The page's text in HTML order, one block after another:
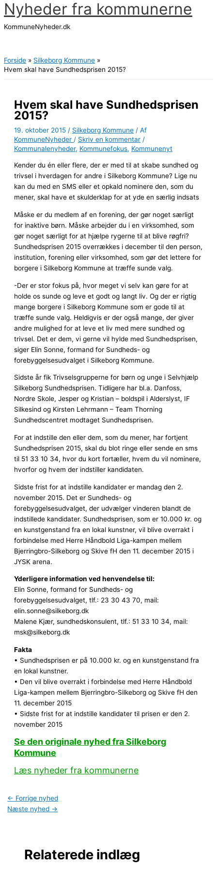
Gå
til
indholdet
Nyheder fra kommunerne
KommuneNyheder.dk
Forside
Silkeborg Kommune
Hvem skal have Sundhedsprisen 2015?
Hvem skal have Sundhedsprisen
2015?
19. oktober 2015 / Silkeborg Kommune / Af
KommuneNyheder / Skriv en kommentar /
Kommunalenyheder, Kommunefokus, Kommunenyt
Kender du én eller flere, der er med til at skabe sundhed og
trivsel i hverdagen for andre i Silkeborg Kommune? Lige nu
kan du med en SMS eller et opkald nominere den, som du
mener, skal have et skulderklap for at yde en særlig indsats
Måske er du medlem af en forening, der gør noget særligt
for inaktive børn. Måske arbejder du i en virksomhed, som
gør noget særligt for at hjælpe rygerne til at blive røgfri?
Sundhedsprisen 2015 overrækkes i december til den person,
institution, forening eller virksomhed, som gør det lettere for
borgere i Silkeborg Kommune at træffe sunde valg.
-Der er stor fokus på, hvor meget vi selv kan gøre for at
holde os sunde og leve et godt og langt liv. Og der er rigtig
mange borgere i Silkeborg Kommune som er gode til at
træffe sunde valg. Heldigvis er der også mange, der giver
andre mulighed for at leve et liv med mere sundhed og
trivsel. Det er dem, vi gerne vil hylde med Sundhedsprisen,
siger Elin Sonne, formand for Sundheds- og
forebyggelsesudvalget i Silkeborg Kommune.
Sidste år fik Trivselsgrupperne for børn og unge i Selvhjælp
Silkeborg Sundhedsprisen. Tidligere har bl.a. Danfoss,
Nordre Skole, Jesper og Kristian – boldspil i Alderslyst, IF
Silkesind og Kirsten Lehrmann – Team Thorning
Sundhedscentret modtaget Sundhedsprisen.
For at indstille den eller dem, som du mener, har fortjent
Sundhedsprisen 2015, skal du blot ringe eller sende en sms
til 51 33 10 34, hvor du kort fortæller, hvem du vil nominere,
hvorfor og hvem der indstiller kandidaten.
Sidste frist for at indstille kandidater er mandag den 2.
november 2015. Det er Sundheds- og
forebyggelsesudvalget, der udvælger vinderen blandt de
indstillede kandidater. Sundhedsprisen, som er 10.000 kr. og
en kunstgenstand fra en lokal kunstner, vil blive overrakt i
forbindelse med Herre Håndbold Liga-kampen mellem
Bjerringbro-Silkeborg og Skive fH den 11. december 2015 i
JYSK arena.
Yderligere information ved henvendelse til:
Elin Sonne, formand for Sundheds- og
forebyggelsesudvalget, tlf.: 23 30 43 70, mail:
elin.sonne@silkeborg.dk
Malene Kjær, sundhedskonsulent, tlf.: 51 33 10 34, mail:
msk@silkeborg.dk
Fakta
• Sundhedsprisen er på 10.000 kr. og en kunstgenstand fra
en lokal kunstner.
• Den vil blive overrakt i forbindelse med Herre Håndbold
Liga-kampen mellem Bjerringbro-Silkeborg og Skive fH den
11. december 2015
• Sidste frist for at indstille kandidater til prisen er den 2.
november 2015
Se den originale nyhed fra Silkeborg
Kommune
Læs nyheder fra kommunerne
← Forrige nyhed
Næste nyhed →
Relaterede indlæg